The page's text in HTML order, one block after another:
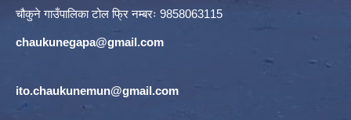
चौकुने गाउँपालिका टोल फ्रि नम्बरः 9858063115
chaukunegapa@gmail.com
ito.chaukunemun@gmail.com